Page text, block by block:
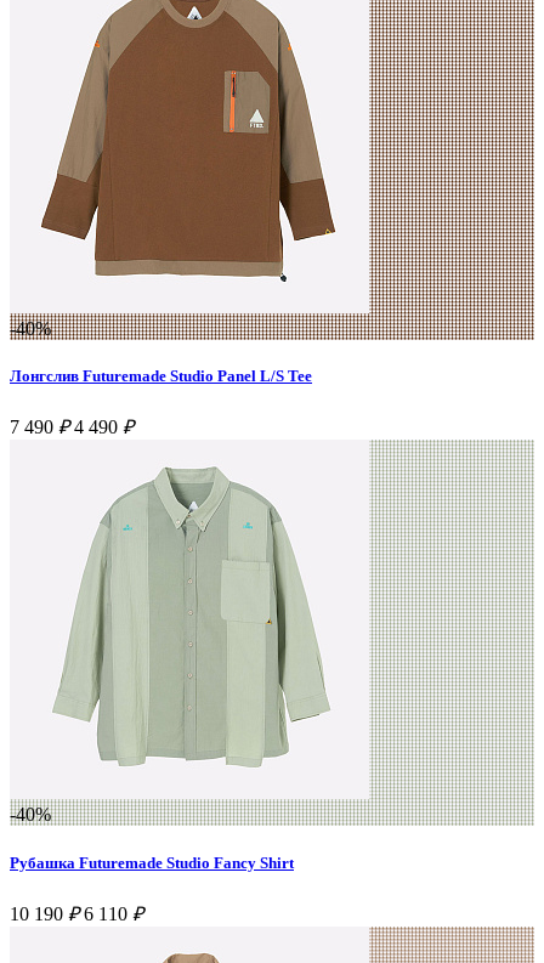
-40%
Лонгслив Futuremade Studio Panel L/S Tee
7 490 ₽ 4 490 ₽
-40%
Рубашка Futuremade Studio Fancy Shirt
10 190 ₽ 6 110 ₽